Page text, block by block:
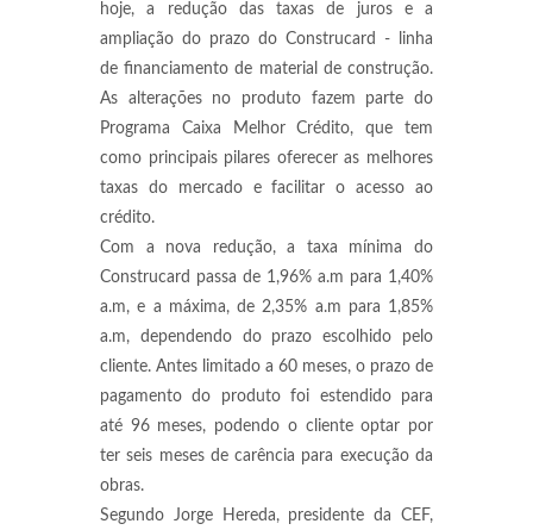
hoje, a redução das taxas de juros e a
ampliação do prazo do Construcard - linha
de financiamento de material de construção.
As alterações no produto fazem parte do
Programa Caixa Melhor Crédito, que tem
como principais pilares oferecer as melhores
taxas do mercado e facilitar o acesso ao
crédito.
Com a nova redução, a taxa mínima do
Construcard passa de 1,96% a.m para 1,40%
a.m, e a máxima, de 2,35% a.m para 1,85%
a.m, dependendo do prazo escolhido pelo
cliente. Antes limitado a 60 meses, o prazo de
pagamento do produto foi estendido para
até 96 meses, podendo o cliente optar por
ter seis meses de carência para execução da
obras.
Segundo Jorge Hereda, presidente da CEF,